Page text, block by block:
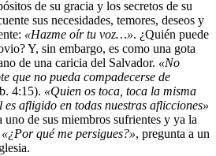
de su gracia y los secretos de su
sus necesidades, temores, deseos y
«Hazme oír tu voz…». ¿Quién puede
Y, sin embargo, es como una gota
de una caricia del Salvador. «No
que no pueda compadecerse de
4:15). «Quien os toca, toca la misma
es afligido en todas nuestras aflicciones»
de sus miembros sufrientes y ya la
«¿Por qué me persigues?», pregunta a un